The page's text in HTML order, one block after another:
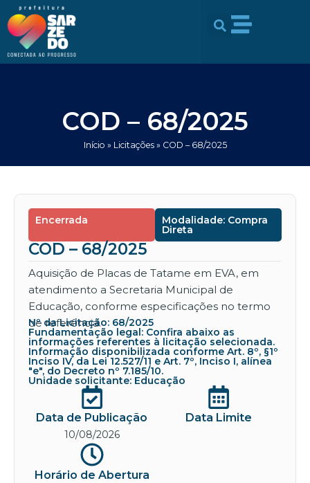
conteúdo
para
conteúdo
COD – 68/2025
Início » Licitações» COD – 68/2025
Encerrada Modalidade: Compra
Direta
COD – 68/2025
Aquisição de Placas de Tatame em EVA, em
atendimento a Secretaria Municipal de
Educação, conforme especificações no termo
de referência.
Nº da Licitação: 68/2025
Fundamentação legal: Confira abaixo as
informações referentes à licitação selecionada.
Informação disponibilizada conforme Art. 8º, §1º
Inciso IV, da Lei 12.527/11 e Art. 7º, Inciso I, alínea
"e", do Decreto nº 7.185/10.
Unidade solicitante: Educação
Data de Publicação
10/08/2026
Data Limite
Horário de Abertura